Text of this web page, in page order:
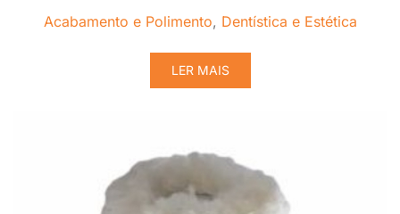
Acabamento e Polimento, Dentística e Estética
LER MAIS